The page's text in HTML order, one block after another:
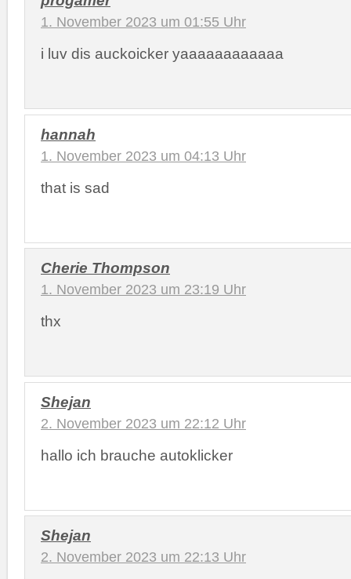
1. November 2023 um 01:55 Uhr
i luv dis auckoicker yaaaaaaaaaaaa
hannah
1. November 2023 um 04:13 Uhr
that is sad
Cherie Thompson
1. November 2023 um 23:19 Uhr
thx
Shejan
2. November 2023 um 22:12 Uhr
hallo ich brauche autoklicker
Shejan
2. November 2023 um 22:13 Uhr